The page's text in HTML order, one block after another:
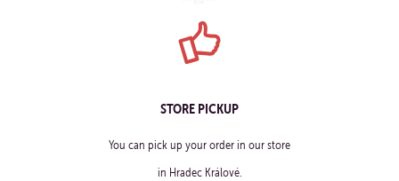
STORE PICKUP
You can pick up your order in our store
in Hradec Králové.